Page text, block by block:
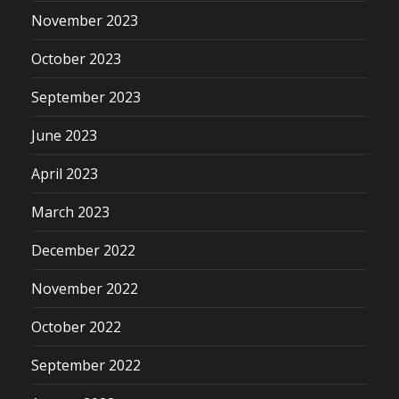
November 2023
October 2023
September 2023
June 2023
April 2023
March 2023
December 2022
November 2022
October 2022
September 2022